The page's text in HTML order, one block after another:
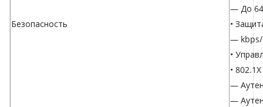
Безопасность
— До 64
•
—
•
• 802.1X
—
—